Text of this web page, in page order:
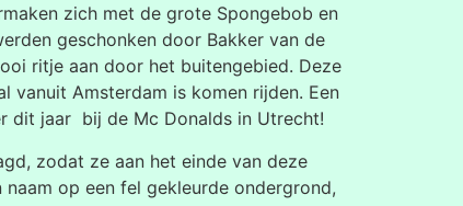
zich met de grote Spongebob en
geschonken door Bakker van de
ritje aan door het buitengebied. Deze
Amsterdam is komen rijden. Een
dit jaar bij de Mc Donalds in Utrecht!
zodat ze aan het einde van deze
op een fel gekleurde ondergrond,